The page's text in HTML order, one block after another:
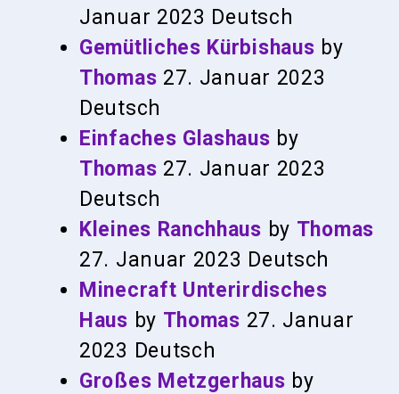
Januar 2023 Deutsch
Gemütliches Kürbishaus by
Thomas 27. Januar 2023
Deutsch
Einfaches Glashaus by
Thomas 27. Januar 2023
Deutsch
Kleines Ranchhaus by Thomas
27. Januar 2023 Deutsch
Minecraft Unterirdisches
Haus by Thomas 27. Januar
2023 Deutsch
Großes Metzgerhaus by